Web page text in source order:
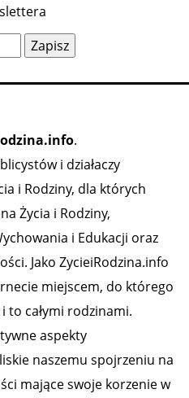
.
i działaczy
i Rodziny, dla których
Życia i Rodziny,
i Edukacji oraz
Jako ZycieiRodzina.info
miejscem, do którego
to całymi rodzinami.
aspekty
naszemu spojrzeniu na
mające swoje korzenie w